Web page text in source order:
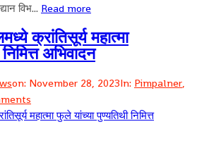
विभ... Read more
क्रांतिसूर्य महात्मा
अभिवादन
on: November 28, 2023In: Pimpalner,